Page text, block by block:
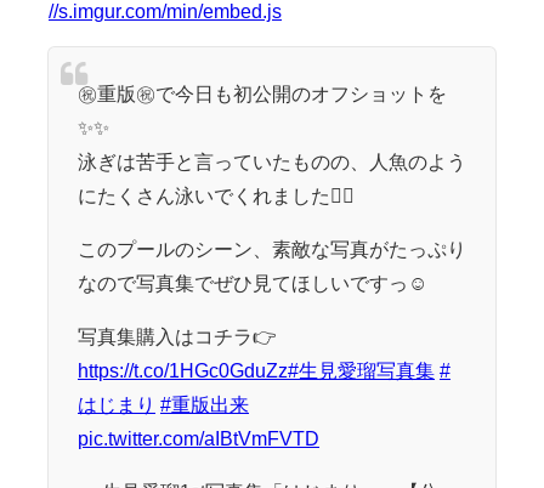
//s.imgur.com/min/embed.js
㊗️重版㊗️で今日も初公開のオフショットを
✨✨
泳ぎは苦手と言っていたものの、人魚のよう
にたくさん泳いでくれました🧜‍♀️
このプールのシーン、素敵な写真がたっぷり
なので写真集でぜひ見てほしいですっ☺️
写真集購入はコチラ👉
https://t.co/1HGc0GduZz#生見愛瑠写真集 #
はじまり #重版出来
pic.twitter.com/aIBtVmFVTD